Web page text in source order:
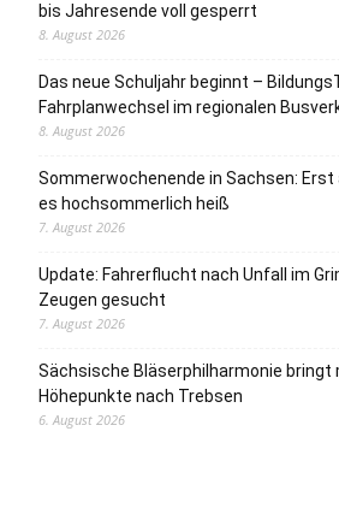
bis Jahresende voll gesperrt
8. August 2026
Das neue Schuljahr beginnt –
Fahrplanwechsel im regionalen
8. August 2026
Sommerwochenende in Sachsen: Erst
es hochsommerlich heiß
7. August 2026
Update: Fahrerflucht nach Unfall im
Zeugen gesucht
7. August 2026
Sächsische Bläserphilharmonie bringt
Höhepunkte nach Trebsen
6. August 2026